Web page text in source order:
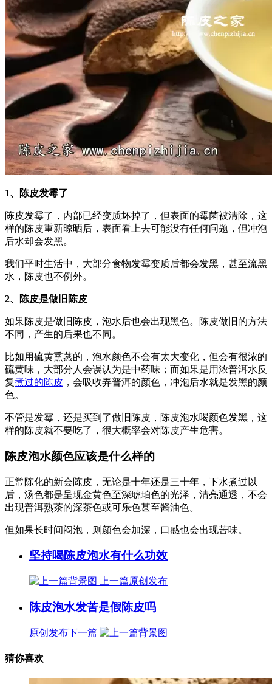
1、陈皮发霉了
陈皮发霉了，内部已经变质坏掉了，但表面的霉菌被清除，这
样的陈皮重新晾晒后，表面看上去可能没有任何问题，但冲泡
后水却会发黑。
我们平时生活中，大部分食物发霉变质后都会发黑，甚至流黑
水，陈皮也不例外。
2、陈皮是做旧陈皮
如果陈皮是做旧陈皮，泡水后也会出现黑色。陈皮做旧的方法
不同，产生的后果也不同。
比如用硫黄熏蒸的，泡水颜色不会有太大变化，但会有很浓的
硫黄味，大部分人会误认为是中药味；而如果是用浓普洱水反
复煮过的陈皮 ，会吸收弄普洱的颜色，冲泡后水就是发黑的颜
色。
不管是发霉，还是买到了做旧陈皮，陈皮泡水喝颜色发黑，这
样的陈皮就不要吃了，很大概率会对陈皮产生危害。
陈皮泡水颜色应该是什么样的
正常陈化的新会陈皮，无论是十年还是三十年，下水煮过以
后，汤色都是呈现金黄色至深琥珀色的光泽，清亮通透，不会
出现普洱熟茶的深茶色或可乐色甚至酱油色。
但如果长时间闷泡，则颜色会加深，口感也会出现苦味。
坚持喝陈皮泡水有什么功效
上一篇原创发布
陈皮泡水发苦是假陈皮吗
原创发布下一篇
猜你喜欢